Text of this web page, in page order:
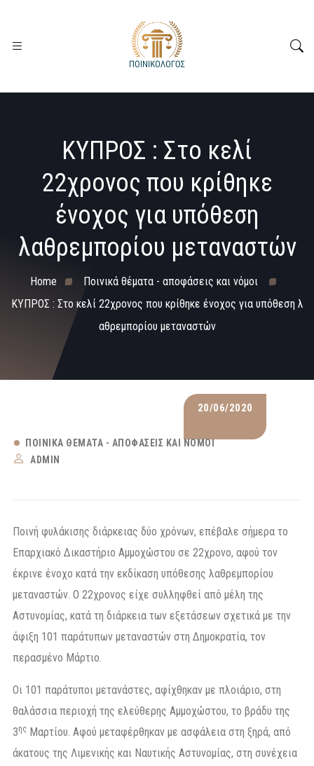
ΚΥΠΡΟΣ : Στο κελί
22χρονος που κρίθηκε
ένοχος για υπόθεση
λαθρεμπορίου μεταναστών
Home
Ποινικά θέματα - αποφάσεις και νόμοι
ΚΥΠΡΟΣ : Στο κελί 22χρονος που κρίθηκε ένοχος για υπόθεση λ
αθρεμπορίου μεταναστών
20/06/2020
ΠΟΙΝΙΚΆ ΘΈΜΑΤΑ - ΑΠΟΦΆΣΕΙΣ ΚΑΙ ΝΌΜΟΙ
ADMIN
Ποινή φυλάκισης διάρκειας δύο χρόνων, επέβαλε σήμερα το
Επαρχιακό Δικαστήριο Αμμοχώστου σε 22χρονο, αφού τον
έκρινε ένοχο κατά την εκδίκαση υπόθεσης λαθρεμπορίου
μεταναστών. Ο 22χρονος είχε συλληφθεί από μέλη της
Αστυνομίας, κατά τη διάρκεια των εξετάσεων σχετικά με την
άφιξη 101 παράτυπων μεταναστών στη Δημοκρατία, τον
περασμένο Μάρτιο.
Οι 101 παράτυποι μετανάστες, αφίχθηκαν με πλοιάριο, στη
θαλάσσια περιοχή της ελεύθερης Αμμοχώστου, το βράδυ της
3ης Μαρτίου. Αφού μεταφέρθηκαν με ασφάλεια στη ξηρά, από
άκατους της Λιμενικής και Ναυτικής Αστυνομίας, στη συνέχεια